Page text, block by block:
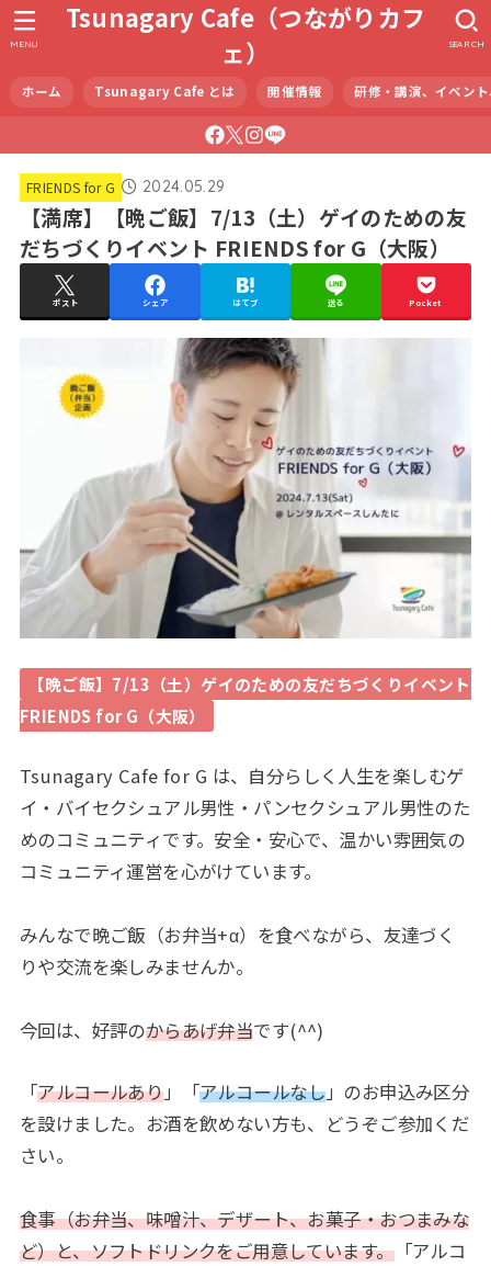
Tsunagary Cafe（つながりカフ
ェ）
ホーム Tsunagary Cafe とは 開催情報 研修・講演、イベン
SEARCH
MENU
FRIENDS for G 2024.05.29
【満席】【晩ご飯】7/13（土）ゲイのための友
だちづくりイベント FRIENDS for G（大阪）
ポスト シェア はてブ 送る Pocket
【晩ご飯】7/13（土）ゲイのための友だちづくりイベント
FRIENDS for G（大阪）
Tsunagary Cafe for G は、自分らしく人生を楽しむゲ
イ・バイセクシュアル男性・パンセクシュアル男性のた
めのコミュニティです。安全・安心で、温かい雰囲気の
コミュニティ運営を心がけています。
みんなで晩ご飯（お弁当+α）を食べながら、友達づく
りや交流を楽しみませんか。
今回は、好評のからあげ弁当です(^^)
「アルコールあり」「アルコールなし」のお申込み区分
を設けました。お酒を飲めない方も、どうぞご参加くだ
さい。
食事（お弁当、味噌汁、デザート、お菓子・おつまみな
ど）と、ソフトドリンクをご用意しています。「アルコ